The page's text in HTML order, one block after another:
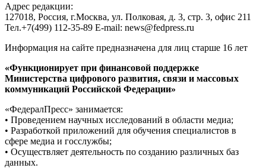
Адрес редакции:
127018, Россия, г.Москва, ул. Полковая, д. 3, стр. 3, офис 211
Тел.+7(499) 112-35-89 E-mail: news@fedpress.ru
Информация на сайте предназначена для лиц старше 16 лет
«Функционирует при финансовой поддержке
Министерства цифрового развития, связи и массовых
коммуникаций Российской Федерации»
«ФедералПресс» занимается:
• Проведением научных исследований в области медиа;
• Разработкой приложений для обучения специалистов в
сфере медиа и госслужбы;
• Осуществляет деятельность по созданию различных баз
данных.